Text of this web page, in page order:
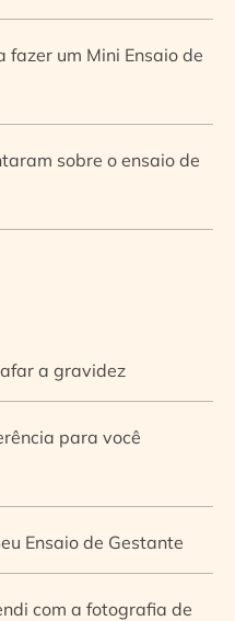
fazer um Mini Ensaio de
sobre o ensaio de
a gravidez
para você
Ensaio de Gestante
com a fotografia de